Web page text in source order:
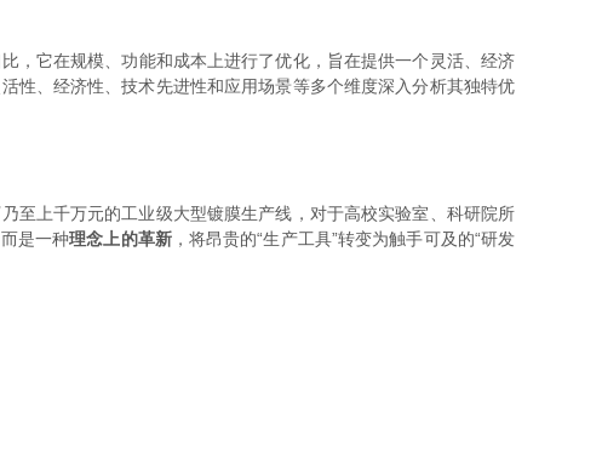
，它在规模、功能和成本上进行了优化，旨在提供一个灵活、经济
性、经济性、技术先进性和应用场景等多个维度深入分析其独特优
上千万元的工业级大型镀膜生产线，对于高校实验室、科研院所
是一种理念上的革新，将昂贵的“生产工具”转变为触手可及的“研发